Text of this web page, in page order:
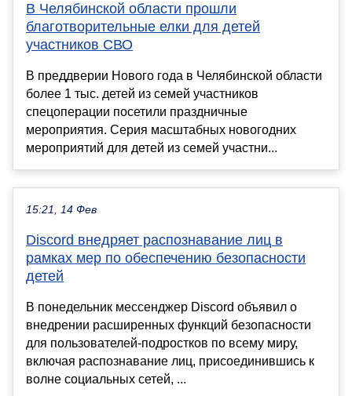
В Челябинской области прошли
благотворительные елки для детей
участников СВО
В преддверии Нового года в Челябинской области
более 1 тыс. детей из семей участников
спецоперации посетили праздничные
мероприятия. Серия масштабных новогодних
мероприятий для детей из семей участни...
15:21, 14 Фев
Discord внедряет распознавание лиц в
рамках мер по обеспечению безопасности
детей
В понедельник мессенджер Discord объявил о
внедрении расширенных функций безопасности
для пользователей-подростков по всему миру,
включая распознавание лиц, присоединившись к
волне социальных сетей, ...